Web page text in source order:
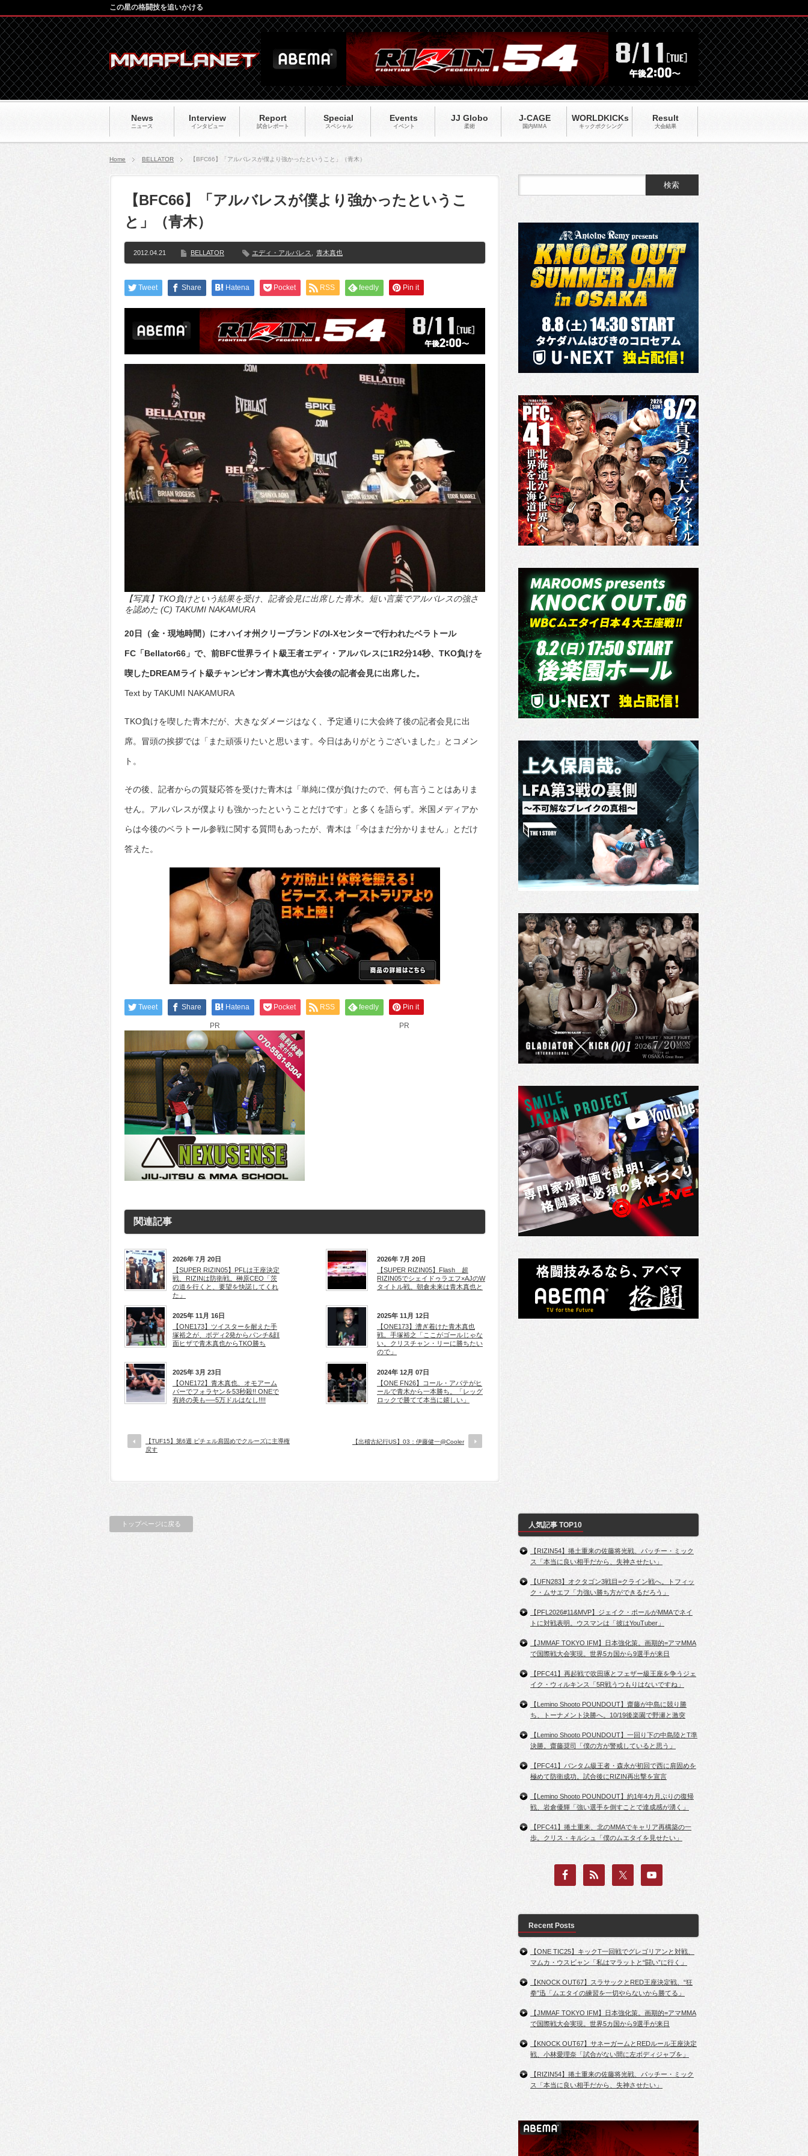
News
ニュース
Interview
インタビュー
Report
試合レポート
Special
スペシャル
Events
イベント
JJ Globo
柔術
J-CAGE
国内MMA
WORLDKICKs
キックポクシング
Result
大会結果
この星の格闘技を追いかける
Home BELLATOR 【BFC66】「アルバレスが僕より強かったということ」（青木）
【BFC66】「アルバレスが僕より強かったというこ
と」（青木）
2012.04.21 BELLATOR エディ・アルバレス 青木真也
Tweet Share Hatena Pocket RSS feedly Pin it
【写真】TKO負けという結果を受け、記者会見に出席した青木。短い言葉でアルバレスの強さ
を認めた (C) TAKUMI NAKAMURA
20日（金・現地時間）にオハイオ州クリーブランドのI-Xセンターで行われたベラトール
FC「Bellator66」で、前BFC世界ライト級王者エディ・アルバレスに1R2分14秒、TKO負けを
喫したDREAMライト級チャンピオン青木真也が大会後の記者会見に出席した。
Text by TAKUMI NAKAMURA
TKO負けを喫した青木だが、大きなダメージはなく、予定通りに大会終了後の記者会見に出
席。冒頭の挨拶では「また頑張りたいと思います。今日はありがとうございました」とコメン
ト。
その後、記者からの質疑応答を受けた青木は「単純に僕が負けたので、何も言うことはありま
せん。アルバレスが僕よりも強かったということだけです」と多くを語らず。米国メディアか
らは今後のベラトール参戦に関する質問もあったが、青木は「今はまだ分かりません」とだけ
答えた。
Tweet Share Hatena Pocket RSS feedly Pin it
PR PR
関連記事
2026年 7月 20日
【SUPER RIZIN05】PFLは王座決定
戦、RIZINは防衛戦。榊原CEO「茨
の道を行くと、要望を快諾してくれ
た」
2026年 7月 20日
【SUPER RIZIN05】Flash 超
RIZIN05でシェイドゥラエフ×AJのW
タイトル戦。朝倉未来は青木真也と
2025年 11月 16日
【ONE173】ツイスターを耐えた手
塚裕之が、ボディ2発からパンチ&顔
面ヒザで青木真也からTKO勝ち
2025年 11月 12日
【ONE173】漕ぎ着けた青木真也
戦。手塚裕之「ここがゴールじゃな
い。クリスチャン・リーに勝ちたい
ので」
2025年 3月 23日
【ONE172】青木真也、オモアーム
バーでフォラヤンを53秒殺!! ONEで
有終の美も──5万ドルはなし!!!!
2024年 12月 07日
【ONE FN26】コール・アバテがヒ
ールで青木から一本勝ち。「レッグ
ロックで勝てて本当に嬉しい」
【TUF15】第6週 ピチェル肩固めでクルーズに主導権
戻す
【出稽古紀行US】03：伊藤健一@Cooler
トップページに戻る 人気記事 TOP10
【RIZIN54】捲土重来の佐藤将光戦、パッチー・ミック
ス「本当に良い相手だから、失神させたい」
【UFN283】オクタゴン3戦目=クライン戦へ。トフィッ
ク・ムサエフ「力強い勝ち方ができるだろう」
【PFL2026#11&MVP】ジェイク・ポールがMMAでネイ
トに対戦表明。ウスマンは「彼はYouTuber」
【JMMAF TOKYO IFM】日本強化策。画期的=アマMMA
で国際戦大会実現。世界5カ国から9選手が来日
【PFC41】再起戦で吹田琢とフェザー級王座を争うジェ
イク・ウィルキンス「5R戦うつもりはないですね」
【Lemino Shooto POUNDOUT】齋藤が中島に競り勝
ち、トーナメント決勝へ。10/19後楽園で野瀬と激突
【Lemino Shooto POUNDOUT】一回り下の中島陸とT準
決勝。齋藤奨司「僕の方が警戒していると思う」
【PFC41】バンタム級王者・森永が初回で西に肩固めを
極めて防衛成功。試合後にRIZIN再出撃を宣言
【Lemino Shooto POUNDOUT】約1年4カ月ぶりの復帰
戦、岩倉優輝「強い選手を倒すことで達成感が湧く」
【PFC41】捲土重来、北のMMAでキャリア再構築の一
歩。クリス・キルシュ「僕のムエタイを見せたい」
Recent Posts
【ONE TIC25】キックT一回戦でグレゴリアンと対戦、
マムカ・ウスビャン「私はマラットと“闘い”に行く」
【KNOCK OUT67】スラサックとRED王座決定戦、“狂
拳”迅「ムエタイの練習を一切やらないから勝てる」
【JMMAF TOKYO IFM】日本強化策。画期的=アマMMA
で国際戦大会実現。世界5カ国から9選手が来日
【KNOCK OUT67】サネーガームとREDルール王座決定
戦、小林愛理奈「試合がない間に左ボディジャブを」
【RIZIN54】捲土重来の佐藤将光戦、パッチー・ミック
ス「本当に良い相手だから、失神させたい」